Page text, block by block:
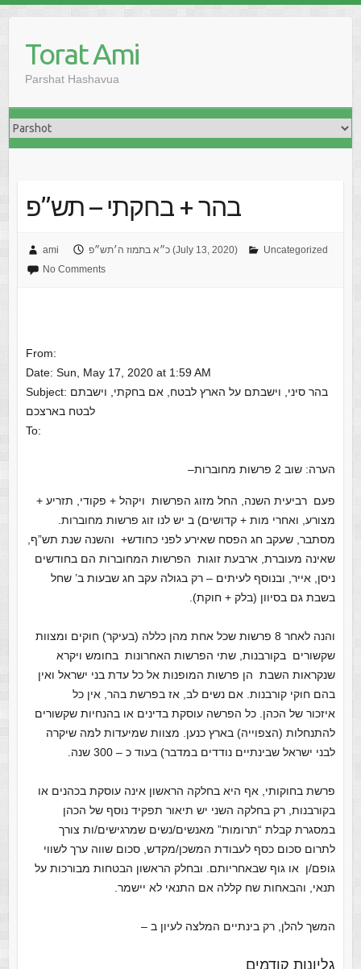
Torat Ami
Parshat Hashavua
בהר + בחקתי – תש”פ
ami כ״א בתמוז ה׳תש״פ (July 13, 2020)
Uncategorized
No Comments
From:
Date: Sun, May 17, 2020 at 1:59 AM
‪Subject: בהר סיני, וישבתם על הארץ לבטח, אם בחקתי, וישבתם
לבטח בארצכם‬
To:
–הערה: שוב 2 פרשות מחוברות
פעם רביעית השנה, החל מזוג הפרשות ויקהל + פקודי, תזריע +
מצורע, ואחרי מות + קדושים) ב יש לנו זוג פרשות מחוברות.
מסתבר, שעקב חג הפסח שאירע לפני כחודש+ והשנה שנת תש”ף,
שאינה מעוברת, ארבעת זוגות הפרשות המחוברות הם בחודשים
ניסן, אייר, ובנוסף לעיתים – רק בגולה עקב חג שבעות ב’ שחל
בשבת גם בסיוון (בלק + חוקת).
והנה לאחר 8 פרשות שכל אחת מהן כללה (בעיקר) חוקים ומצוות
שקשורים בקורבנות, שתי הפרשות האחרונות בחומש ויקרא
שנקראות השבת הן פרשות המופנות אל כל עדת בני ישראל ואין
בהם חוקי קורבנות. אם נשים לב, אז בפרשת בהר, אין כל
איזכור של הכהן. כל הפרשה עוסקת בדינים או בהנחיות שקשורים
להתנחלות (הצפוייה) בארץ כנען. מצוות שמיעדות למה שיקרה
לבני ישראל שבינתיים נודדים במדבר) בעוד כ – 300 שנה.
פרשת בחוקותי, אף היא בחלקה הראשון אינה עוסקת בכהנים או
בקורבנות, רק בחלקה השני יש תיאור תפקיד נוסף של הכהן
במסגרת קבלת “תרומות” מאנשים/נשים שמרגישים/ות צורך
לתרום סכום כסף לעבודת המשכן/מקדש, סכום שווה ערך לשווי
גופם/ן או גוף שבאחריותם. ובחלק הראשון הבטחות מבורכות על
תנאי, והבאחות שח קללה אם התנאי לא יישמר.
המשך להלן, רק בינתיים המלצה לעיון ב –
גליונות קודמים